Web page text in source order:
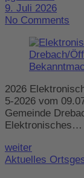
9. Juli 2026
No Comments
2026
5-2026 vom
Gemeinde
Elektronisches…
weiter
Aktuelles